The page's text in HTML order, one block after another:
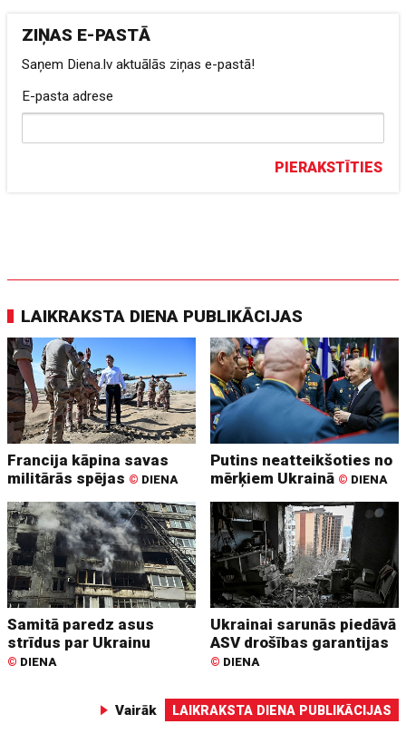
ZIŅAS E-PASTĀ
Saņem Diena.lv aktuālās ziņas e-pastā!
E-pasta adrese
PIERAKSTĪTIES
LAIKRAKSTA DIENA PUBLIKĀCIJAS
Francija kāpina savas
militārās spējas © DIENA
Putins neatteikšoties no
mērķiem Ukrainā © DIENA
Samitā paredz asus
strīdus par Ukrainu
© DIENA
Ukrainai sarunās piedāvā
ASV drošības garantijas
© DIENA
Vairāk LAIKRAKSTA DIENA PUBLIKĀCIJAS